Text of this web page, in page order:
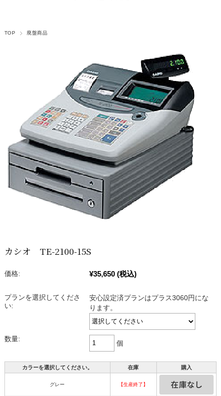
TOP 廃盤商品
カシオ TE-2100-15S
価格: ¥35,650 (税込)
プランを選択してくださ
い:
安心設定済プランはプラス3060円にな
ります。
数量:
個
カラーを選択してください。 在庫 購入
グレー 【生産終了】